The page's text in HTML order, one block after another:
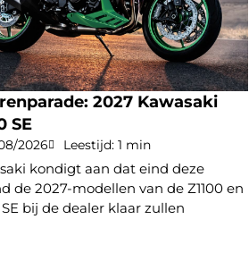
2027 Kawasaki
SE
2026 Leestijd: 1 min
kondigt aan dat eind deze
de 2027-modellen van de Z1100 en
SE bij de dealer klaar zullen